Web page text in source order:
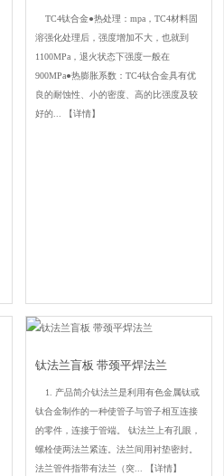
TC4钛合金●热处理：mpa，TC4材料固
溶强化处理后，强度增加不大，也就到
1100MPa，退火状态下强度一般在
900MPa●热膨胀系数：TC4钛合金具有优
良的耐蚀性、小的密度、高的比强度及较
好的...
【详情】
钛法兰盲板 带颈平焊法兰
1. 产品简介钛法兰是利用有色金属钛或
钛合金制作的一种使管子与管子相互连接
的零件，连接于管端。 钛法兰上有孔眼，
螺栓使两法兰紧连。法兰间用衬垫密封。
法兰管件指带有法兰（突...
【详情】